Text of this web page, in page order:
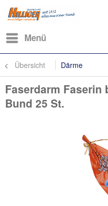
Menü
Übersicht Därme
Faserdarm
Bund 25 St.